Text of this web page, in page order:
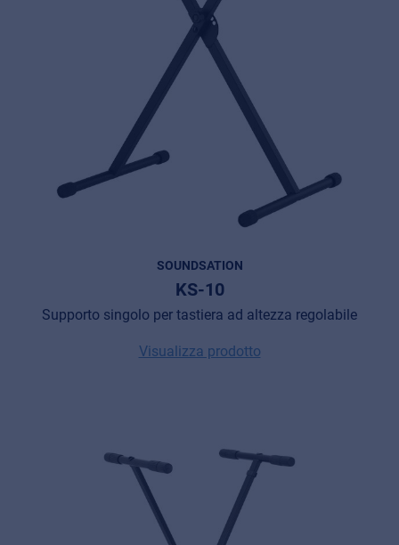
SOUNDSATION
KS-10
Supporto singolo per tastiera ad altezza regolabile
Visualizza prodotto